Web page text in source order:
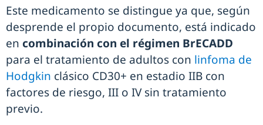
Este medicamento se distingue ya que, según
desprende el propio documento, está indicado
en combinación con el régimen BrECADD
para el tratamiento de adultos con linfoma de
Hodgkin clásico CD30+ en estadio IIB con
factores de riesgo, III o IV sin tratamiento
previo.